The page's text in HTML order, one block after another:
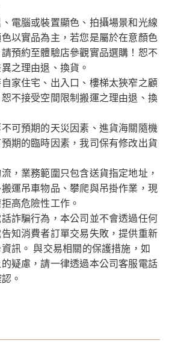
電腦或裝置顯色、拍攝場景和光線
以實品為主，若您是屬於在意顏色
預約至體驗店參觀實品選購！恕不
之理由退、換貨。
家住宅、出入口、樓梯太狹窄之顧
不接受空間限制搬運之理由退、換
可預期的天災因素、進貨海關隨機
期的臨時因素，我司保有修改出貨
，業務範圍只包含送貨指定地址，
運吊車物品、攀爬與吊掛作業，現
高危險性工作。
詐騙行為，本公司並不會透過任何
知消費者訂單交易失敗，提供重新
訊。 與交易相關的保護措施，如
疑慮，請一律透過本公司客服電話
。